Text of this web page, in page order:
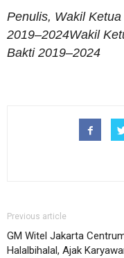
Penulis, Wakil
2019–2024Wakil
Bakti 2019–2024
Previous article
GM Witel Jakarta
Halalbihalal, Ajak